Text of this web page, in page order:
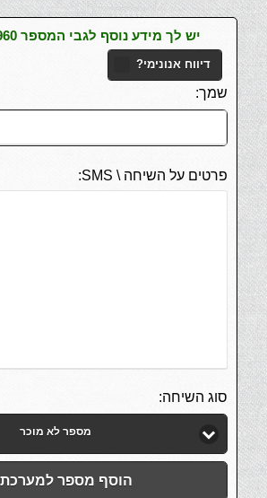
יש לך מידע נוסף לגבי המספר 071-2391960?
דיווח אנונימי?
שמך:
פרטים על השיחה \ SMS:
סוג השיחה:
מספר לא מוכר
הוסף מספר למערכת